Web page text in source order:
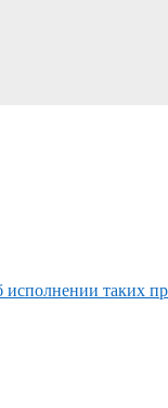
исполнении таких